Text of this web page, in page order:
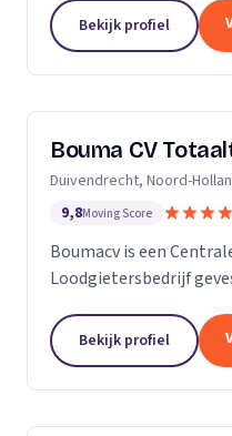
maatwerk bij
Bekijk profiel
Bouma CV
Duivendrecht, Noord-
9,8Moving Score
Boumacv is een
Loodgietersbedrijf
installatiebedrijf, actief
verwarming en...
Bekijk profiel